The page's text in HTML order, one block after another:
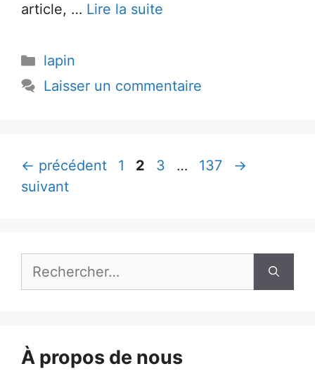
article, … Lire la suite
Catégories
lapin
Laisser un commentaire
← précédent Page
1 Page
2 Page
3 … Page
137
→
suivant
À propos de nous